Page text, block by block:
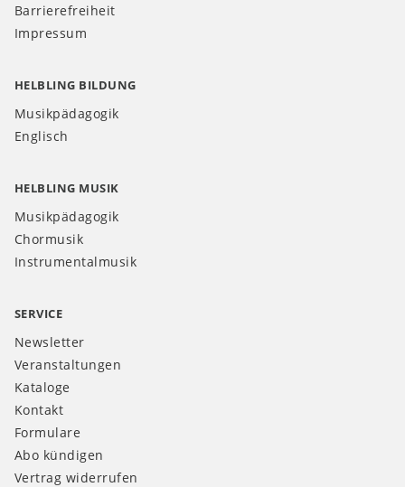
Barrierefreiheit
Impressum
HELBLING BILDUNG
Musikpädagogik
Englisch
HELBLING MUSIK
Musikpädagogik
Chormusik
Instrumentalmusik
SERVICE
Newsletter
Veranstaltungen
Kataloge
Kontakt
Formulare
Abo kündigen
Vertrag widerrufen